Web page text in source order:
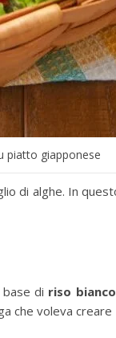
piatto giapponese
di alghe. In
di riso
che voleva